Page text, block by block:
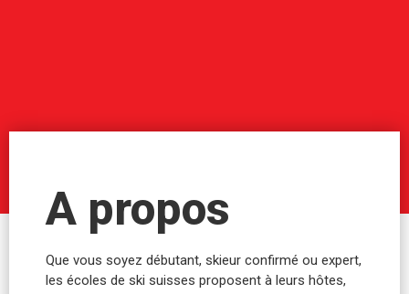
A propos
Que vous soyez débutant, skieur confirmé ou expert,
les écoles de ski suisses proposent à leurs hôtes,